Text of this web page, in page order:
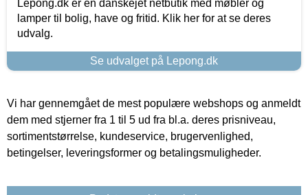
Lepong.dk er en danskejet netbutik med møbler og
lamper til bolig, have og fritid. Klik her for at se deres
udvalg.
Se udvalget på Lepong.dk
Vi har gennemgået de mest populære webshops og anmeldt
dem med stjerner fra 1 til 5 ud fra bl.a. deres prisniveau,
sortimentstørrelse, kundeservice, brugervenlighed,
betingelser, leveringsformer og betalingsmuligheder.